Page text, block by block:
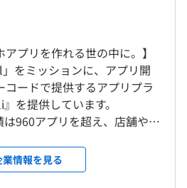
32コア〜
、ドメイン駆動設計
事項
木一丁目駅」より徒歩1分
社日に付与）
Program
方を対象とした入社後3ヶ月間の
ムです。
をつくるために、3カ月の期間で
てもらいます。
）の全体像を理解できてい
、メンバーと関係性が構築できて
アプリを作れる世の中に。】
をミッションに、アプリ開
ードで提供するアプリプラ
を提供しています。
は960アプリを超え、店舗やE
ションをモバイルで刷新する
ンスフォーメーション）、バ
業情報を見る